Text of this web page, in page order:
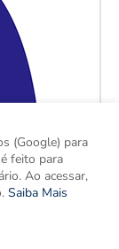
(Google) para
feito para
Ao acessar,
Saiba Mais